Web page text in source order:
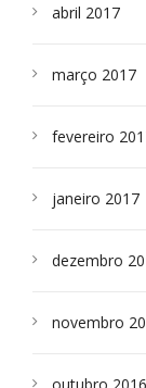
abril 2017
março 2017
fevereiro
janeiro 2017
dezembro
novembro